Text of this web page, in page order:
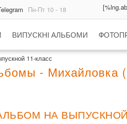
Пн-Пт 10 - 18
ВИПУСКНІ АЛЬБОМИ
11-класс
- Михайловка
НА